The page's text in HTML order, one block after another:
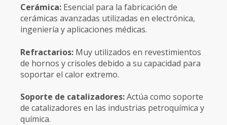
Cerámica: Esencial para la fabricación de
cerámicas avanzadas utilizadas en electrónica,
ingeniería y aplicaciones médicas.
Refractarios: Muy utilizados en revestimientos
de hornos y crisoles debido a su capacidad para
soportar el calor extremo.
Soporte de catalizadores:Actúa como soporte
de catalizadores en las industrias petroquímica y
química.